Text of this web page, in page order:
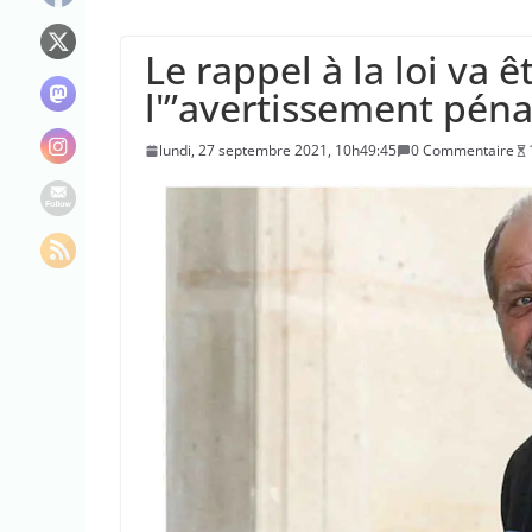
Le maire de
L’épidémie
Le rappel à la loi va
l'”avertissement
lundi, 27 septembre 2021, 10h49:45 0 Commentaire